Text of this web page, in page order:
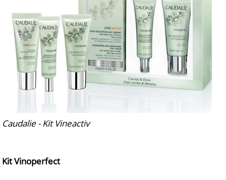
Caudalie - Kit Vineactiv
Kit Vinoperfect